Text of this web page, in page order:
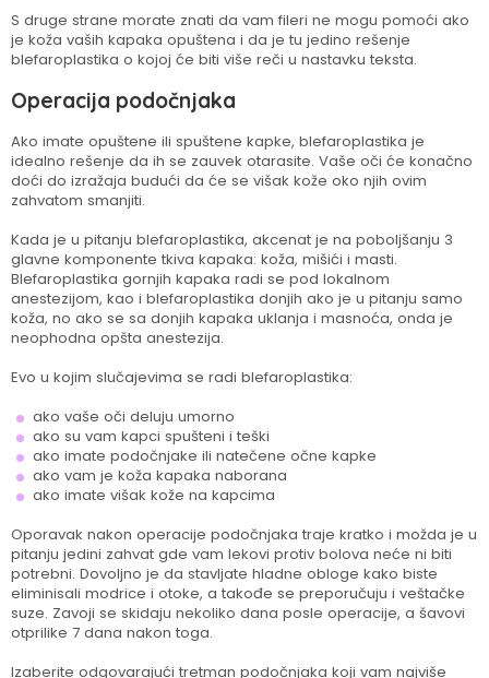
S druge strane morate znati da vam fileri ne mogu pomoći ako
je koža vaših kapaka opuštena i da je tu jedino rešenje
blefaroplastika o kojoj će biti više reči u nastavku teksta.
Operacija podočnjaka
Ako imate opuštene ili spuštene kapke, blefaroplastika je
idealno rešenje da ih se zauvek otarasite. Vaše oči će konačno
doći do izražaja budući da će se višak kože oko njih ovim
zahvatom smanjiti.
Kada je u pitanju blefaroplastika, akcenat je na poboljšanju 3
glavne komponente tkiva kapaka: koža, mišići i masti.
Blefaroplastika gornjih kapaka radi se pod lokalnom
anestezijom, kao i blefaroplastika donjih ako je u pitanju samo
koža, no ako se sa donjih kapaka uklanja i masnoća, onda je
neophodna opšta anestezija.
Evo u kojim slučajevima se radi blefaroplastika:
ako vaše oči deluju umorno
ako su vam kapci spušteni i teški
ako imate podočnjake ili natečene očne kapke
ako vam je koža kapaka naborana
ako imate višak kože na kapcima
Oporavak nakon operacije podočnjaka traje kratko i možda je u
pitanju jedini zahvat gde vam lekovi protiv bolova neće ni biti
potrebni. Dovoljno je da stavljate hladne obloge kako biste
eliminisali modrice i otoke, a takođe se preporučuju i veštačke
suze. Zavoji se skidaju nekoliko dana posle operacije, a šavovi
otprilike 7 dana nakon toga.
Izaberite odgovarajući tretman podočnjaka koji vam najviše